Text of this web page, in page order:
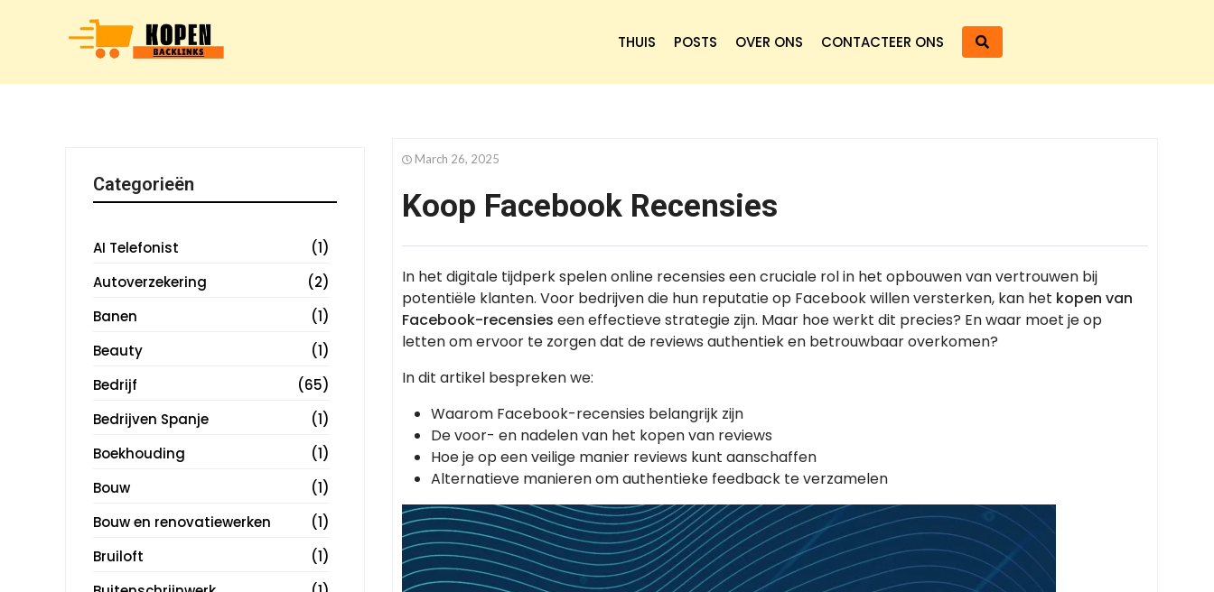
THUIS POSTS OVER ONS CONTACTEER ONS
Categorieën
AI Telefonist
(1)
Autoverzekering
(2)
Banen
(1)
Beauty
(1)
Bedrijf
(65)
Bedrijven Spanje
(1)
Boekhouding
(1)
Bouw
(1)
Bouw en renovatiewerken
(1)
Bruiloft
(1)
March 26, 2025
Koop Facebook Recensies
In het digitale tijdperk spelen online recensies een cruciale rol in het opbouwen van vertrouwen bij
potentiële klanten. Voor bedrijven die hun reputatie op Facebook willen versterken, kan het kopen van
Facebook-recensies een effectieve strategie zijn. Maar hoe werkt dit precies? En waar moet je op
letten om ervoor te zorgen dat de reviews authentiek en betrouwbaar overkomen?
In dit artikel bespreken we:
Waarom Facebook-recensies belangrijk zijn
De voor- en nadelen van het kopen van reviews
Hoe je op een veilige manier reviews kunt aanschaffen
Alternatieve manieren om authentieke feedback te verzamelen